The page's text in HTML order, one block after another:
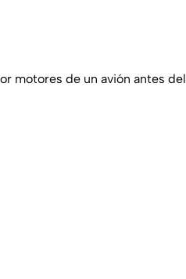
motores de un avión antes del